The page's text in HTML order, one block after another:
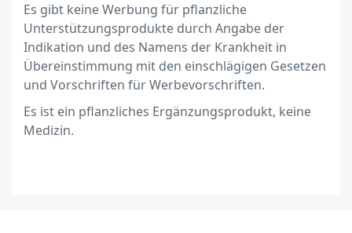
Es gibt keine Werbung für pflanzliche
Unterstützungsprodukte durch Angabe der
Indikation und des Namens der Krankheit in
Übereinstimmung mit den einschlägigen Gesetzen
und Vorschriften für Werbevorschriften.
Es ist ein pflanzliches Ergänzungsprodukt, keine
Medizin.